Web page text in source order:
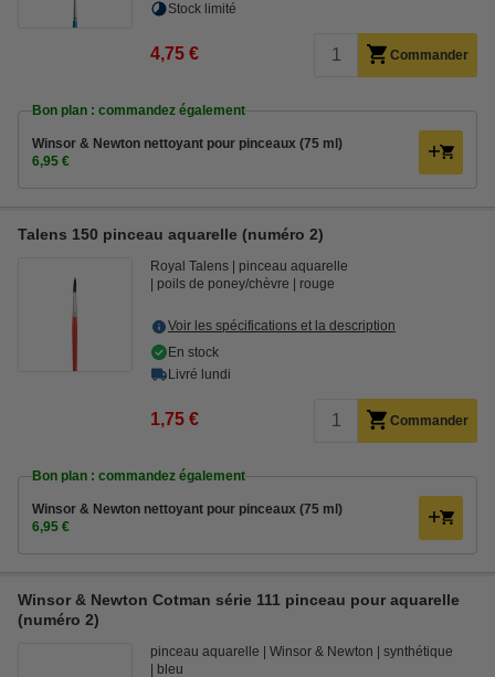
Stock limité
4,75 € Commander
Bon plan : commandez également
Winsor & Newton nettoyant pour pinceaux (75 ml)
6,95 €
Talens 150 pinceau aquarelle (numéro 2)
Royal Talens
pinceau aquarelle
poils de poney/chèvre
rouge
Voir les spécifications et la description
En stock
Livré lundi
1,75 € Commander
Bon plan : commandez également
Winsor & Newton nettoyant pour pinceaux (75 ml)
6,95 €
Winsor & Newton Cotman série 111 pinceau pour aquarelle
(numéro 2)
pinceau aquarelle Winsor & Newton
synthétique
bleu